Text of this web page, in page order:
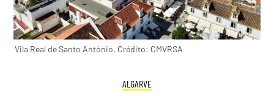
Vila Real de Santo António. Crédito: CMVRSA
ALGARVE